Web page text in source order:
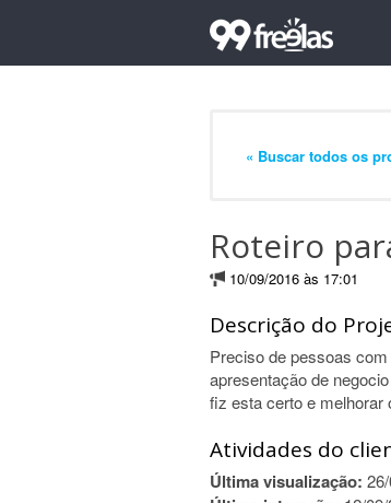
« Buscar todos os
Roteiro
10/09/2016 às 17:01
Descrição do
Preciso de pessoas
apresentação de
fiz esta certo e melhorar
Atividades do
Última visualização: